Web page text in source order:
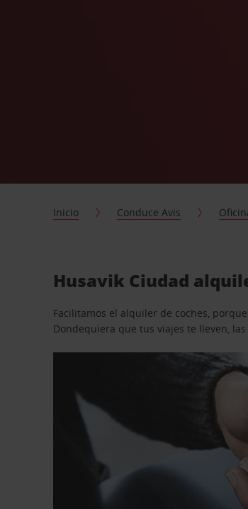
Inicio Conduce Avis
Husavik Ciudad
Facilitamos el alquiler de coches,
Dondequiera que tus viajes te lleven,